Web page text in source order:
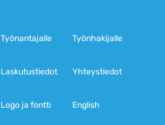
Työnantajalle Työnhakijalle
Laskutustiedot Yhteystiedot
Logo ja fontti English